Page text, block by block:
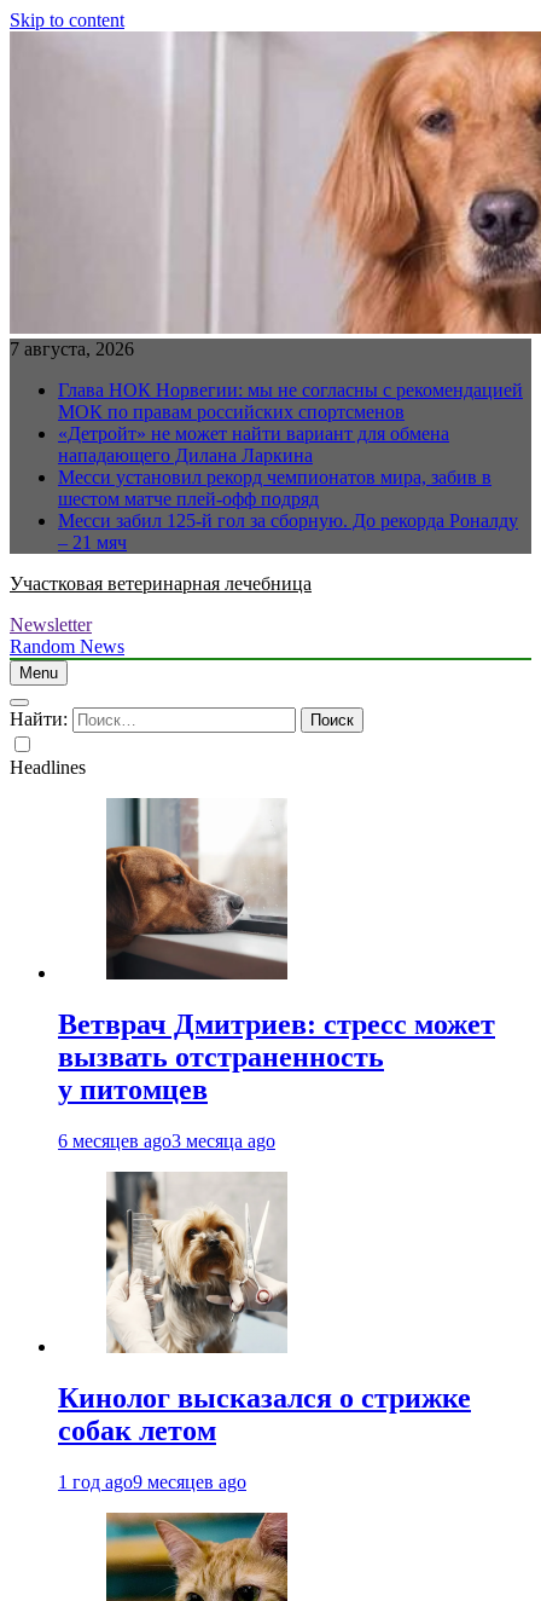
Skip to content
7 августа, 2026
Глава НОК Норвегии: мы не согласны с рекомендацией
МОК по правам российских спортсменов
«Детройт» не может найти вариант для обмена
нападающего Дилана Ларкина
Месси установил рекорд чемпионатов мира, забив в
шестом матче плей‑офф подряд
Месси забил 125-й гол за сборную. До рекорда Роналду
– 21 мяч
Участковая ветеринарная лечебница
Newsletter
Random News
Menu
Найти:
Headlines
Ветврач Дмитриев: стресс может
вызвать отстраненность
у питомцев
6 месяцев ago3 месяца ago
Кинолог высказался о стрижке
собак летом
1 год ago9 месяцев ago